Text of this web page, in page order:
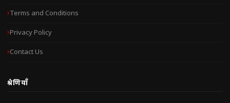
Terms and Conditions
Privacy Policy
Contact Us
श्रेणियाँ